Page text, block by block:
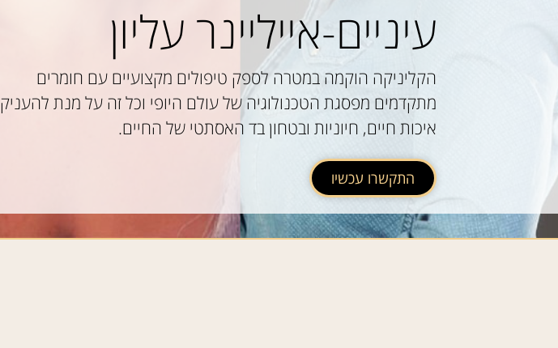
עיניים-אייליינר עליון
הקליניקה הוקמה במטרה לספק טיפולים מקצועיים עם חומרים
מתקדמים מפסגת הטכנולוגיה של עולם היופי וכל זה על מנת להעניק
איכות חיים, חיוניות ובטחון בד האסתטי של החיים.
התקשרו עכשיו